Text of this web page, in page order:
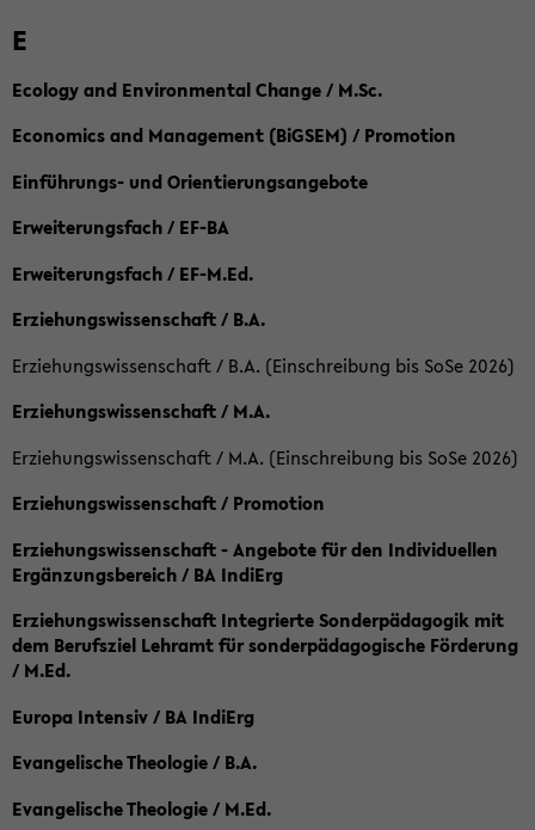
E
Ecology and Environmental Change / M.Sc.
Economics and Management (BiGSEM) / Promotion
Einführungs- und Orientierungsangebote
Erweiterungsfach / EF-BA
Erweiterungsfach / EF-M.Ed.
Erziehungswissenschaft / B.A.
Erziehungswissenschaft / B.A. (Einschreibung bis SoSe 2026)
Erziehungswissenschaft / M.A.
Erziehungswissenschaft / M.A. (Einschreibung bis SoSe 2026)
Erziehungswissenschaft / Promotion
Erziehungswissenschaft - Angebote für den Individuellen
Ergänzungsbereich / BA IndiErg
Erziehungswissenschaft Integrierte Sonderpädagogik mit
dem Berufsziel Lehramt für sonderpädagogische Förderung
/ M.Ed.
Europa Intensiv / BA IndiErg
Evangelische Theologie / B.A.
Evangelische Theologie / M.Ed.